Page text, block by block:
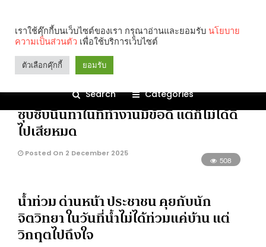
Search Categories
Lifestyle
‘Grapevine Communication’ เมื่อการ
ซุบซิบนินทาในที่ทำงานมีข้อดี แต่ก็ไม่ได้ดี
ไปเสียหมด
Posted On 2 December 2025
508
น้ำท่วม ด่านหน้า ประชาชน คุยกับนัก
จิตวิทยา ในวันที่น้ำไม่ได้ท่วมแค่บ้าน แต่
วิกฤตไปถึงใจ
เราใช้คุ๊กกี้บนเว็บไซต์ของเรา กรุณาอ่านและยอมรับ นโยบาย
ความเป็นส่วนตัว เพื่อใช้บริการเว็บไซต์
ตัวเลือกคุ๊กกี้ ยอมรับ